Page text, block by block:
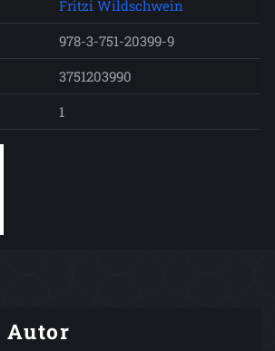
Fritzi Wildschwein
978-3-751-20399-9
3751203990
1
Autor